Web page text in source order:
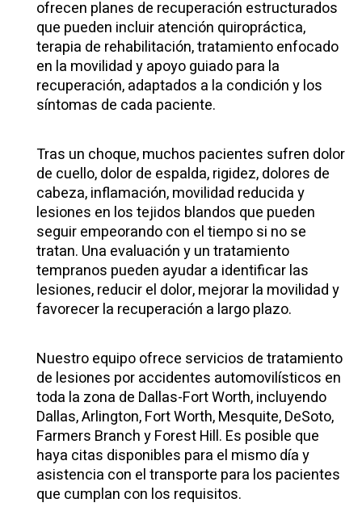
ofrecen planes de recuperación estructurados
que pueden incluir atención quiropráctica,
terapia de rehabilitación, tratamiento enfocado
en la movilidad y apoyo guiado para la
recuperación, adaptados a la condición y los
síntomas de cada paciente.
Tras un choque, muchos pacientes sufren dolor
de cuello, dolor de espalda, rigidez, dolores de
cabeza, inflamación, movilidad reducida y
lesiones en los tejidos blandos que pueden
seguir empeorando con el tiempo si no se
tratan. Una evaluación y un tratamiento
tempranos pueden ayudar a identificar las
lesiones, reducir el dolor, mejorar la movilidad y
favorecer la recuperación a largo plazo.
Nuestro equipo ofrece servicios de tratamiento
de lesiones por accidentes automovilísticos en
toda la zona de Dallas-Fort Worth, incluyendo
Dallas, Arlington, Fort Worth, Mesquite, DeSoto,
Farmers Branch y Forest Hill. Es posible que
haya citas disponibles para el mismo día y
asistencia con el transporte para los pacientes
que cumplan con los requisitos.